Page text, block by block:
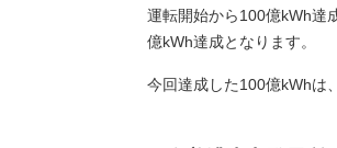
運転開始から100億kWh達
億kWh達成となります。
今回達成した100億kWhは